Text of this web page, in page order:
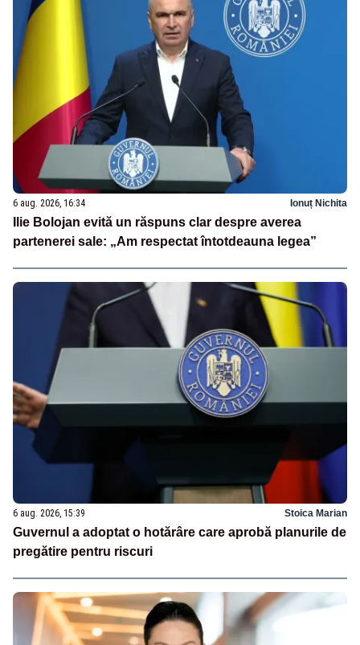
6 aug. 2026, 16:34 Ionuț Nichita
Ilie Bolojan evită un răspuns clar despre averea
partenerei sale: „Am respectat întotdeauna legea”
6 aug. 2026, 15:39 Stoica Marian
Guvernul a adoptat o hotărâre care aprobă planurile de
pregătire pentru riscuri